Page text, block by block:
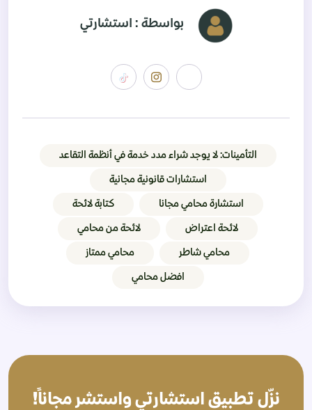
بواسطة : استشارتي
التأمينات: لا يوجد شراء مدد خدمة في أنظمة التقاعد
استشارات قانونية مجانية
استشارة محامي مجانا كتابة لائحة
لائحة اعتراض لائحة من محامي
محامي شاطر محامي ممتاز
افضل محامي
نزّل تطبيق استشارتي واستشر مجاناً!